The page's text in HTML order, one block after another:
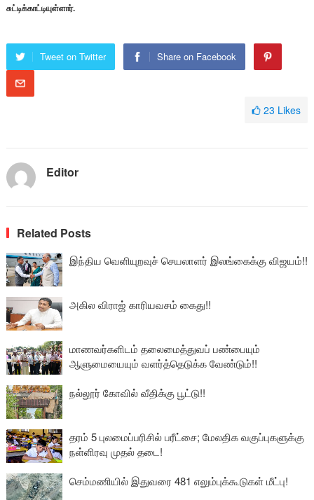
சுட்டிக்காட்டியுள்ளார்.
Tweet on Twitter Share on Facebook
23 Likes
Editor
Related Posts
இந்திய வெளியுறவுச் செயலாளர் இலங்கைக்கு விஜயம்!!
அகில விராஜ் காரியவசம் கைது!!
மாணவர்களிடம் தலைமைத்துவப் பண்பையும்
ஆளுமையையும் வளர்த்தெடுக்க வேண்டும்!!
நல்லூர் கோவில் வீதிக்கு பூட்டு!!
தரம் 5 புலமைப்பரிசில் பரீட்சை; மேலதிக வகுப்புகளுக்கு
நள்ளிரவு முதல் தடை!
செம்மணியில் இதுவரை 481 எலும்புக்கூடுகள் மீட்பு!